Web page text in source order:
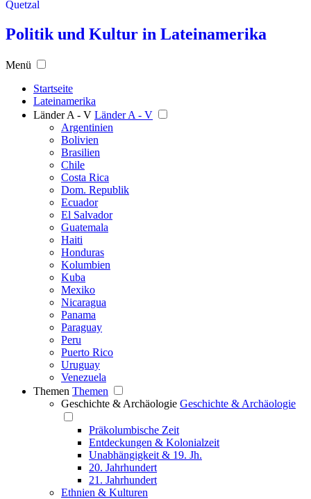
Quetzal
Politik und Kultur in Lateinamerika
Menü
Startseite
Lateinamerika
Länder A - V Länder A - V
Argentinien
Bolivien
Brasilien
Chile
Costa Rica
Dom. Republik
Ecuador
El Salvador
Guatemala
Haiti
Honduras
Kolumbien
Kuba
Mexiko
Nicaragua
Panama
Paraguay
Peru
Puerto Rico
Uruguay
Venezuela
Themen Themen
Geschichte & Archäologie Geschichte & Archäologie
Präkolumbische Zeit
Entdeckungen & Kolonialzeit
Unabhängigkeit & 19. Jh.
20. Jahrhundert
21. Jahrhundert
Ethnien & Kulturen